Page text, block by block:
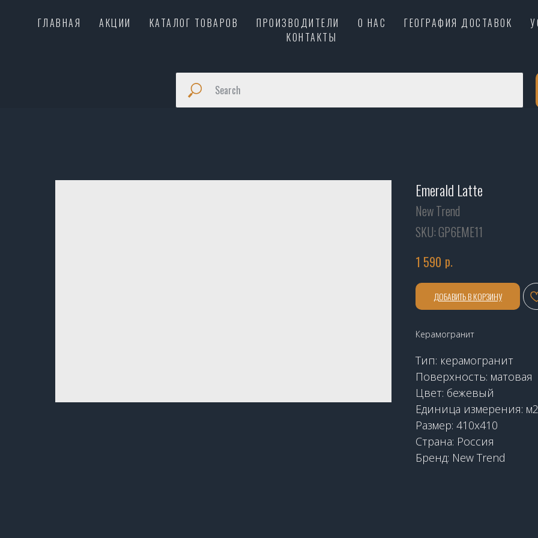
ГЛАВНАЯ АКЦИИ КАТАЛОГ ТОВАРОВ ПРОИЗВОДИТЕЛИ О НАС ГЕОГРАФИЯ ДОСТАВОК
КОНТАКТЫ
Emerald Latte
New Trend
SKU:GP6EME11
1 590 р.
ДОБАВИТЬ В КОРЗИНУ
Керамогранит
Тип: керамогранит
Поверхность: матовая
Цвет: бежевый
Единица измерения: м2
Размер: 410х410
Страна: Россия
Бренд: New Trend